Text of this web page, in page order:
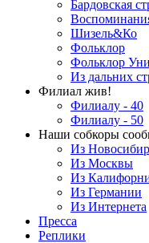
Бардовская
Шизель&Ко
Фольклор
Фольклор
Из дальних
Филиал жив!
Филиалу - 40
Филиалу - 50
Наши собкоры
Из
Из Москвы
Из
Из Германии
Из Интернета
Пресса
Реплики